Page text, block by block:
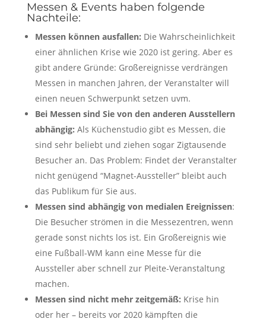
Messen & Events haben folgende
Nachteile:
Messen können ausfallen: Die Wahrscheinlichkeit
einer ähnlichen Krise wie 2020 ist gering. Aber es
gibt andere Gründe: Großereignisse verdrängen
Messen in manchen Jahren, der Veranstalter will
einen neuen Schwerpunkt setzen uvm.
Bei Messen sind Sie von den anderen Ausstellern
abhängig: Als Küchenstudio gibt es Messen, die
sind sehr beliebt und ziehen sogar Zigtausende
Besucher an. Das Problem: Findet der Veranstalter
nicht genügend “Magnet-Aussteller” bleibt auch
das Publikum für Sie aus.
Messen sind abhängig von medialen Ereignissen:
Die Besucher strömen in die Messezentren, wenn
gerade sonst nichts los ist. Ein Großereignis wie
eine Fußball-WM kann eine Messe für die
Aussteller aber schnell zur Pleite-Veranstaltung
machen.
Messen sind nicht mehr zeitgemäß: Krise hin
oder her – bereits vor 2020 kämpften die